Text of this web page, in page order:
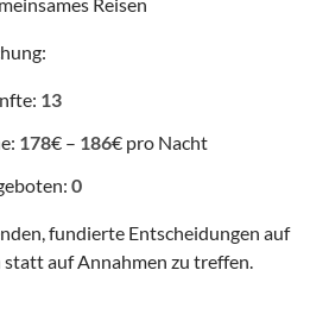
13
178€ – 186€ pro Nacht
0
fundierte Entscheidungen auf
auf Annahmen zu treffen.